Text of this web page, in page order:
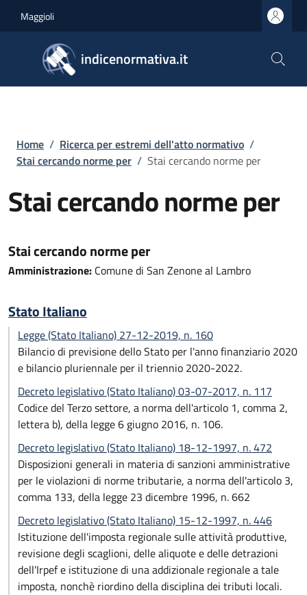
Maggioli
indicenormativa.it
Briciole di pane
Home / Ricerca per estremi dell'atto normativo /
Stai cercando norme per / Stai cercando norme per
Stai cercando norme per
Stai cercando norme per
Amministrazione: Comune di San Zenone al Lambro
Stato Italiano
Legge (Stato Italiano) 27-12-2019, n. 160
Bilancio di previsione dello Stato per l'anno finanziario 2020
e bilancio pluriennale per il triennio 2020-2022.
Decreto legislativo (Stato Italiano) 03-07-2017, n. 117
Codice del Terzo settore, a norma dell'articolo 1, comma 2,
lettera b), della legge 6 giugno 2016, n. 106.
Decreto legislativo (Stato Italiano) 18-12-1997, n. 472
Disposizioni generali in materia di sanzioni amministrative
per le violazioni di norme tributarie, a norma dell'articolo 3,
comma 133, della legge 23 dicembre 1996, n. 662
Decreto legislativo (Stato Italiano) 15-12-1997, n. 446
Istituzione dell'imposta regionale sulle attività produttive,
revisione degli scaglioni, delle aliquote e delle detrazioni
dell'Irpef e istituzione di una addizionale regionale a tale
imposta, nonchè riordino della disciplina dei tributi locali.